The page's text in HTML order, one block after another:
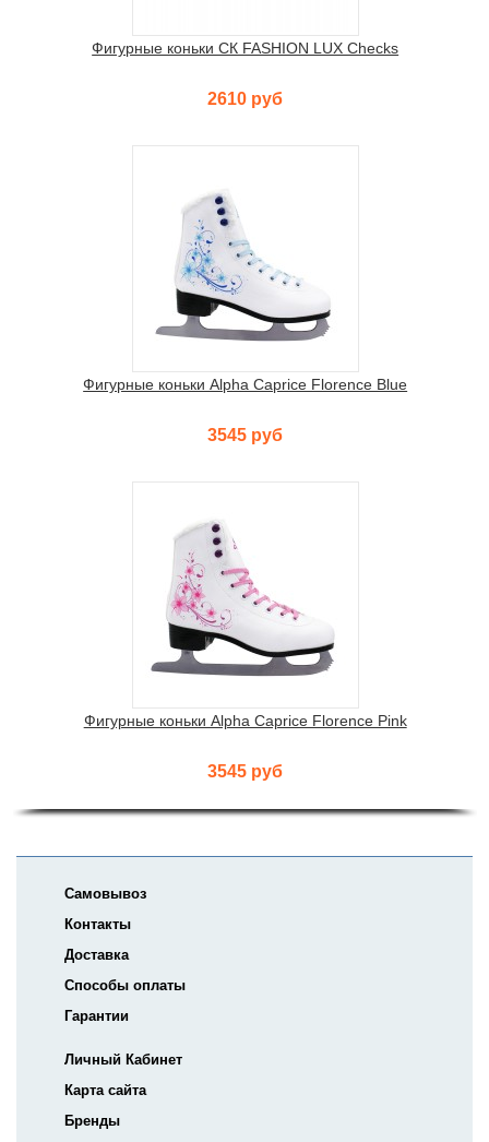
Фигурные коньки СК FASHION LUX Checks
2610 руб
Фигурные коньки Alpha Caprice Florence Blue
3545 руб
Фигурные коньки Alpha Caprice Florence Pink
3545 руб
Самовывоз
Контакты
Доставка
Способы оплаты
Гарантии
Личный Кабинет
Карта сайта
Бренды